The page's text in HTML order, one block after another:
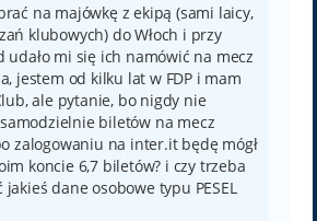
na majówkę z ekipą (sami laicy,
klubowych) do Włoch i przy
udało mi się ich namówić na mecz
jestem od kilku lat w FDP i mam
ale pytanie, bo nigdy nie
biletów na mecz
zalogowaniu na inter.it będę mógł
koncie 6,7 biletów? i czy trzeba
dane osobowe typu PESEL